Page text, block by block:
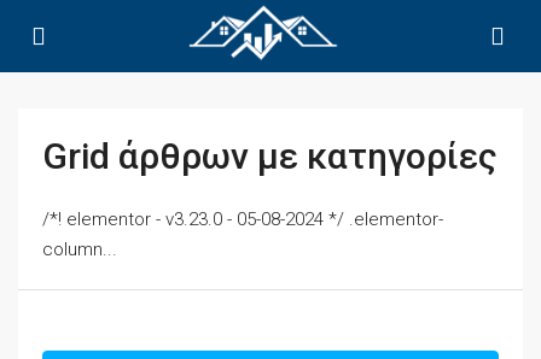
Grid άρθρων με κατηγορίες
/*! elementor - v3.23.0 - 05-08-2024 */ .elementor-
column...